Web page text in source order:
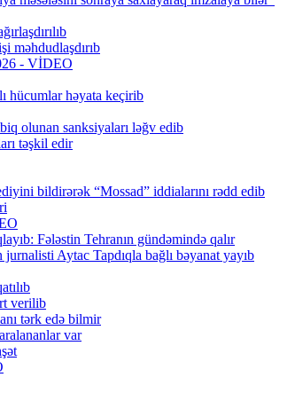
məhdudlaşdırıb
- VİDEO
hücumlar həyata keçirib
olunan sanksiyaları ləğv edib
təşkil edir
bildirərək “Mossad” iddialarını rədd edib
Fələstin Tehranın gündəmində qalır
Aytac Tapdıqla bağlı bəyanat yayıb
verilib
tərk edə bilmir
var